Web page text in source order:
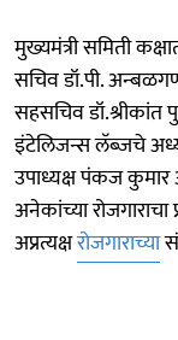
मुख्यमंत्री समिती
सचिव डॉ.पी.
सहसचिव
इंटेलिजन्स लॅब्जचे
उपाध्यक्ष पंकज कुमार
अनेकांच्या
अप्रत्यक्षरोजगाराच्या